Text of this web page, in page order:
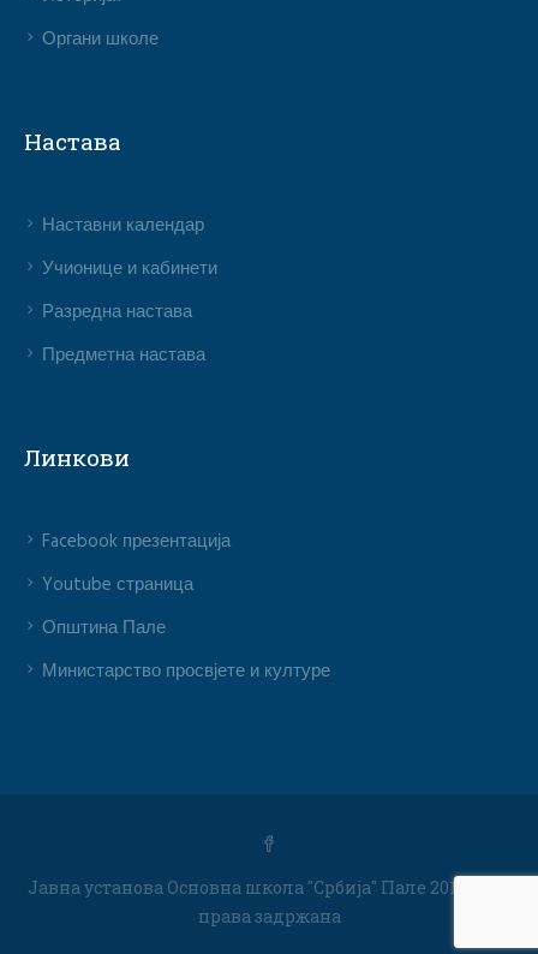
Органи школе
Настава
Наставни календар
Учионице и кабинети
Разредна настава
Предметна настава
Линкови
Facebook презентација
Youtube страница
Општина Пале
Министарство просвјете и културе
Јавна установа Основна школа "Србија" Пале 2019 / Сва
права задржана